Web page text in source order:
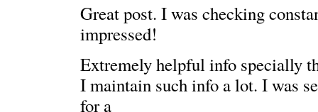
Great post. I was checking
impressed!
Extremely helpful info specially
I maintain such info a lot. I was
for a